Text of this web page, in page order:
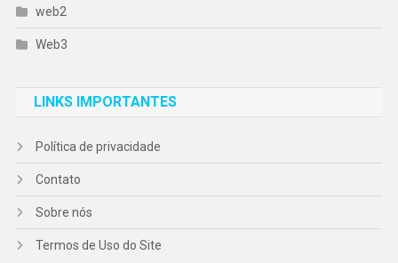
web2
Web3
LINKS IMPORTANTES
Política de privacidade
Contato
Sobre nós
Termos de Uso do Site